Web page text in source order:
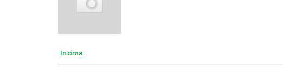
In cima